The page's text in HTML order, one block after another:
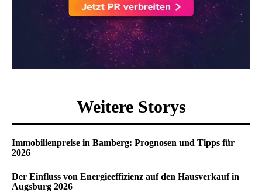
Weitere Storys
Immobilienpreise in Bamberg: Prognosen und Tipps für
2026
Der Einfluss von Energieeffizienz auf den Hausverkauf in
Augsburg 2026